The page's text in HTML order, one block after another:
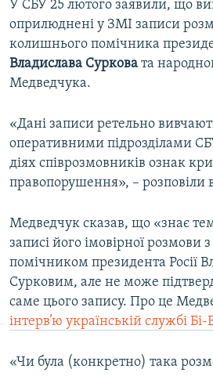
У СБУ 25 лютого заявили, що
оприлюднені у ЗМІ записи
колишнього помічника
Владислава Суркова та
Медведчука.
«Дані записи ретельно
оперативними підрозділами
діях співрозмовників ознак
правопорушення», – розповіли
Медведчук сказав, що «знає
записі його імовірної розмови
помічником президента Росії
Сурковим, але не може
саме цього запису. Про це
інтерв’ю українській службі Бі-
«Чи була (конкретно) така